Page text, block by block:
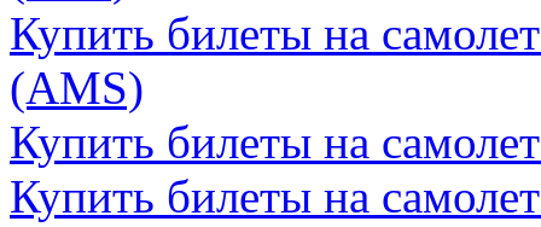
Купить билеты на
(AMS)
Купить билеты на
Купить билеты на